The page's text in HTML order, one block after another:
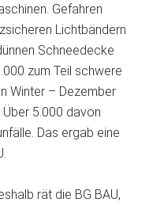
Gefahren
Lichtbändern
Schneedecke
zum Teil schwere
Winter – Dezember
5.000 davon
Das ergab eine
rät die BG BAU,